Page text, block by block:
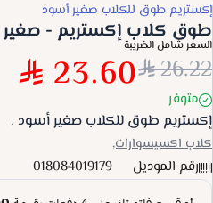
إكستريم طوق للكلاب صغير أسود
طوق كلاب إكستريم -
السعر شامل الضريبة
26.22
23.60 متوفر
إكستريم طوق للكلاب صغير أسود .
كلاب اكسيسوارات,
رقم الموديل 018084019179